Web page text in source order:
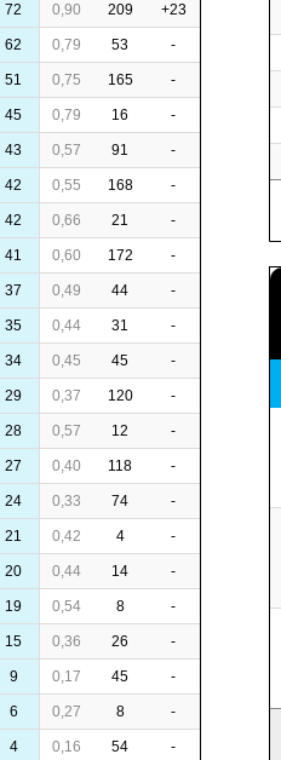
72 0,90 209 +23
62 0,79 53 -
51 0,75 165 -
45 0,79 16 -
43 0,57 91 -
42 0,55 168 -
42 0,66 21 -
41 0,60 172 -
37 0,49 44 -
35 0,44 31 -
34 0,45 45 -
29 0,37 120 -
28 0,57 12 -
27 0,40 118 -
24 0,33 74 -
21 0,42 4 -
20 0,44 14 -
19 0,54 8 -
15 0,36 26 -
9 0,17 45 -
6 0,27 8 -
4 0,16 54 -